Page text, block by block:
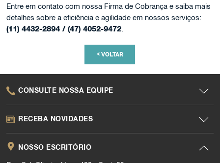
Entre em contato com nossa Firma de Cobrança e saiba mais
detalhes sobre a eficiência e agilidade em nossos serviços:
(11) 4432-2894 / (47) 4052-9472.
<VOLTAR
CONSULTE NOSSA EQUIPE
RECEBA NOVIDADES
NOSSO ESCRITÓRIO